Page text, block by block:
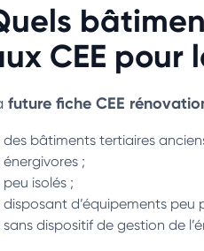
CEE pour
future fiche CEE
des bâtiments tertiaires
énergivores ;
peu isolés ;
disposant d’équipements peu
sans dispositif de gestion de